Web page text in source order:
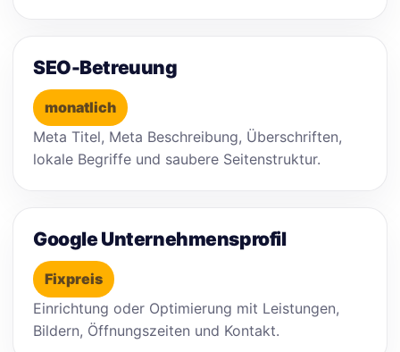
SEO-Betreuung
monatlich
Meta Titel, Meta Beschreibung, Überschriften,
lokale Begriffe und saubere Seitenstruktur.
Google Unternehmensprofil
Fixpreis
Einrichtung oder Optimierung mit Leistungen,
Bildern, Öffnungszeiten und Kontakt.